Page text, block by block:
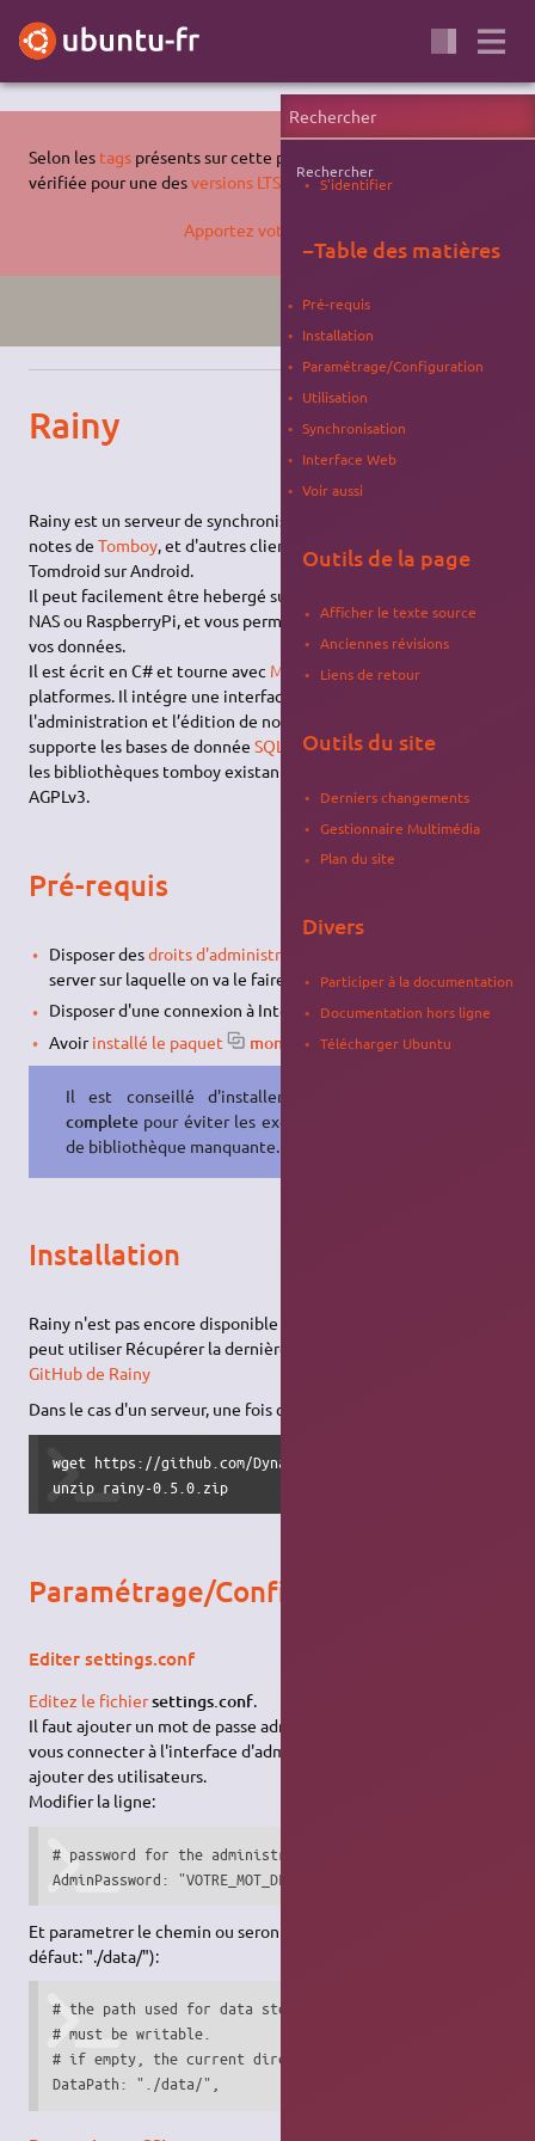
Selon les tags présents sur cette page, celle-ci n'a pas été
vérifiée pour une desversions LTS supportées d'Ubuntu
Apportez votre aide…
Rainy
Rainy est un serveur de synchronisation/cloud libre pour les
notes deTomboy, et d'autres clients tomboy-like comme
Tomdroid sur Android.
Il peut facilement être hebergé sur votre serveur personnel,
NAS ou RaspberryPi, et vous permet le garder le contrôle sur
vos données.
Il est écrit en C# et tourne avec Mono sur toutes les
platformes. Il intégre une interface HTML5/AngularJS pour
l'administration et l’édition de notes dans un navigateur. Il
supporte les bases de donnéeSQLiteetPostgreSQL, réutilise
les bibliothèques tomboy existante et est sous licence
AGPLv3.
Pré-requis
Disposer desdroits d'administration
server sur laquelle on va le faire tourner.
Disposer d'une connexion à Internet configurée et activée.
Avoirinstallé le paquet mono-complete libsqlite3-0
Il est conseillé d'installer
completepour éviter les exceptions
de bibliothèque manquante.
Installation
Rainy n'est pas encore disponible dans les dépôts officiels, on
peut utiliser Récupérer la dernière version disponible sur le
GitHub de Rainy
Dans le cas d'un serveur, une fois connecté sur celui-ci :
wget https://github.com/Dynalon/Rainy/releases/
unzip rainy-0.5.0.zip
Paramétrage/Configuration
Editer settings.conf
Editez le fichiersettings.conf.
Il faut ajouter un mot de passe administrateur afin de pouvoir
vous connecter à l'interface d'administration en ligne et
ajouter des utilisateurs.
Modifier la ligne:
# password for the administration web interface
AdminPassword: "VOTRE_MOT_DE_PASSE",
Et parametrer le chemin ou seront stockée les données (par
défaut: "./data/"):
# the path used for data storage (notes, metadata, ssl
# must be writable.
# if empty, the current directory is used
DataPath: "./data/",
Rechercher
S'identifier
−Table des matières
Pré-requis
Installation
Paramétrage/Configuration
Utilisation
Synchronisation
Interface Web
Voir aussi
Outils de la page
Afficher le texte source
Anciennes révisions
Liens de retour
Outils du site
Derniers changements
Gestionnaire Multimédia
Plan du site
Divers
Participer à la documentation
Documentation hors ligne
Télécharger Ubuntu